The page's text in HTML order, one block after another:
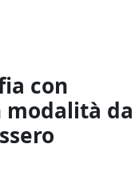
con
modalità da